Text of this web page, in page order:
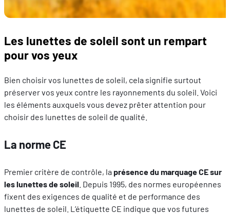
Les lunettes de soleil sont un rempart
pour vos yeux
Bien choisir vos lunettes de soleil, cela signifie surtout
préserver vos yeux contre les rayonnements du soleil. Voici
les éléments auxquels vous devez prêter attention pour
choisir des lunettes de soleil de qualité.
La norme CE
Premier critère de contrôle, la présence du marquage CE sur
les lunettes de soleil . Depuis 1995, des normes européennes
fixent des exigences de qualité et de performance des
lunettes de soleil. L’étiquette CE indique que vos futures